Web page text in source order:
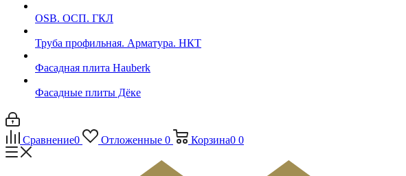
OSB. ОСП. ГКЛ
Труба профильная. Арматура. НКТ
Фасадная плита Hauberk
Фасадные плиты Дёке
Сравнение0 Отложенные 0 Корзина0 0